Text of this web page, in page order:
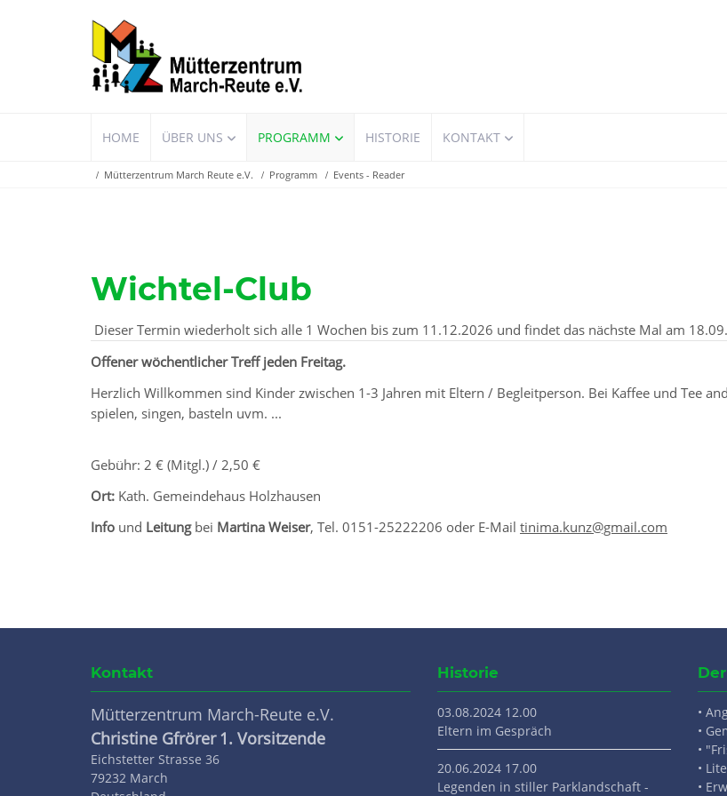
überspringen
HOME ÜBER UNS PROGRAMM HISTORIE KONTAKT
Mütterzentrum March Reute e.V. Programm Events - Reader
Wichtel-Club
Dieser Termin wiederholt sich alle 1 Wochen bis zum 11.12.2026 und findet das nächste Mal am
Offener wöchentlicher Treff jeden Freitag.
Herzlich Willkommen sind Kinder zwischen 1-3 Jahren mit Eltern / Begleitperson. Bei Kaffee und Tee
spielen, singen, basteln uvm. ...
Gebühr: 2 € (Mitgl.) / 2,50 €
Ort: Kath. Gemeindehaus Holzhausen
Info und Leitung bei Martina Weiser, Tel. 0151-25222206 oder E-Mail tinima.kunz@gmail.com
Kontakt
Mütterzentrum March-Reute e.V.
Christine Gfrörer 1. Vorsitzende
Eichstetter Strasse 36
79232 March
Historie
03.08.2024 12.00
Eltern im Gespräch
20.06.2024 17.00
Legenden in stiller Parklandschaft -
•
•
•
•
•